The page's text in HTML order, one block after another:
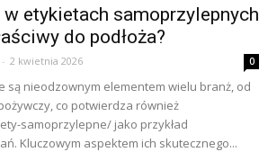
etykietach samoprzylepnych
do podłoża?
- 2 kwietnia 2026 0
są nieodzownym elementem wielu branż, od
co potwierdza również
samoprzylepne/ jako przykład
Kluczowym aspektem ich skutecznego...